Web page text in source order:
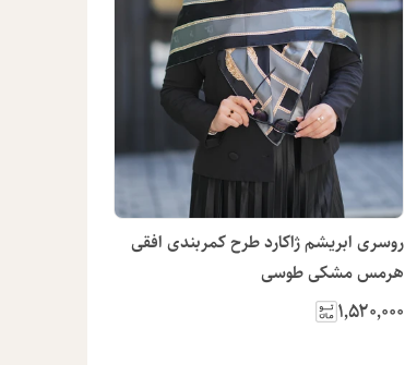
روسری ابریشم ژاکارد طرح کمربندی افقی
هرمس مشکی طوسی
۱٬۵۲۰٬۰۰۰